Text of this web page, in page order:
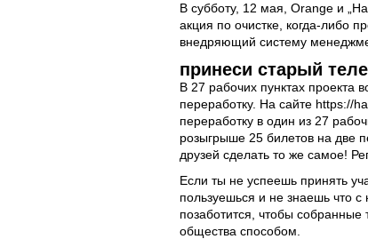
В субботу, 12 мая, Orange и
акция по очистке, когда-либо
внедряющий систему
принеси старый
В 27 рабочих пунктах проекта
переработку. На сайте https://
переработку в один из 27
розыгрыше 25 билетов на две
друзей сделать то же самое!
Если ты не успеешь принять
пользуешься и не знаешь что
позаботится, чтобы
общества способом.